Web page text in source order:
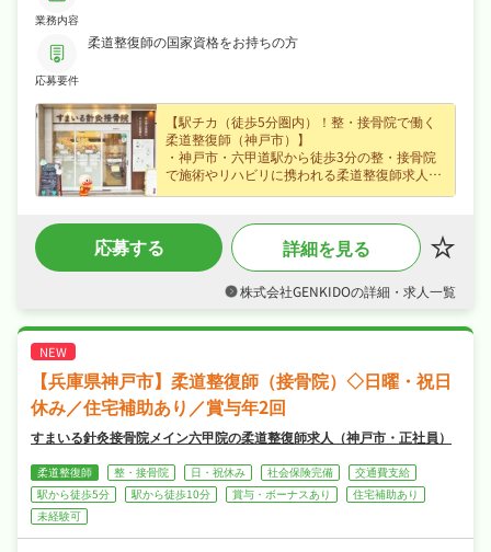
業務内容
応募要件
柔道整復師の国家資格をお持ちの方
【駅チカ（徒歩5分圏内）！整・接骨院で働く
柔道整復師（神戸市）】
・神戸市・六甲道駅から徒歩3分の整・接骨院
で施術やリハビリに携われる柔道整復師求人、
賞与年2回・住宅手当など各種手当・昇給あり
など好待遇で、安定した収入を目指せます☆
・夏季休暇・誕生日休暇など長期休暇も取りや
や趣味との両立もしやすい職場です☆
厚く、腰を据えて長く活躍できる職場です☆
応募する 詳細を見る
株式会社GENKIDOの詳細・求人一覧
【兵庫県神戸市】柔道整復師（接骨院）◇日曜・祝日
休み／住宅補助あり／賞与年2回
すまいる針灸接骨院メイン六甲院の柔道整復師求人（神戸市・正社員）
柔道整復師 整・接骨院 日・祝休み 社会保険完備
交通費支給
駅から徒歩5分
駅から徒歩10分 賞与・ボーナスあり
住宅補助あり
未経験可